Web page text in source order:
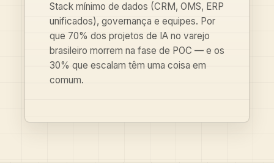
Stack mínimo de dados (CRM, OMS, ERP
unificados), governança e equipes. Por
que 70% dos projetos de IA no varejo
brasileiro morrem na fase de POC — e os
30% que escalam têm uma coisa em
comum.